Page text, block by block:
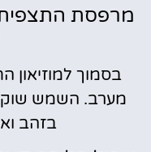
מרפסת
בסמוך למוזיאון
מערב. השמש
בזהב